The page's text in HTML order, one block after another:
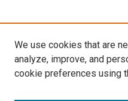
We use cookies that are
analyze, improve, and
cookie preferences using